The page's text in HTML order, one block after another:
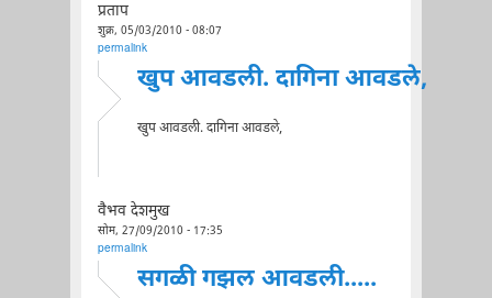
प्रताप
शुक्र, 05/03/2010 - 08:07
permalink
खुप आवडली. दागिना आवडले,
खुप आवडली. दागिना आवडले,
वैभव देशमुख
सोम, 27/09/2010 - 17:35
permalink
सगळी गझल आवडली.....